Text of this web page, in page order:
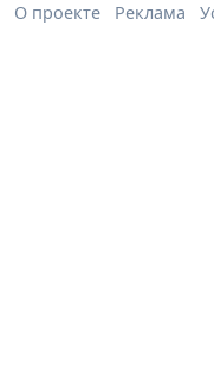
О проекте Реклама